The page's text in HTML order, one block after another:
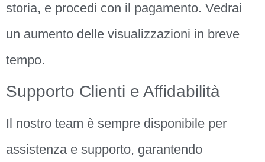
storia, e procedi con il pagamento. Vedrai
un aumento delle visualizzazioni in breve
tempo.
Supporto Clienti e Affidabilità
Il nostro team è sempre disponibile per
assistenza e supporto, garantendo